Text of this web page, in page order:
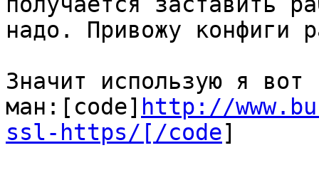
надо. Привожу конфиги
Значит использую я вот
ман:[code] http://
ssl-https/[/code]